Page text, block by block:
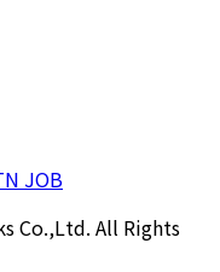
JOB
Co.,Ltd. All Rights